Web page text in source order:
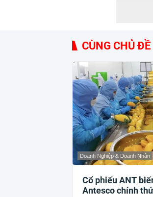
CÙNG CHỦ ĐỀ
Doanh Nghiệp & Doanh Nhân
Cổ phiếu ANT
Antesco chính